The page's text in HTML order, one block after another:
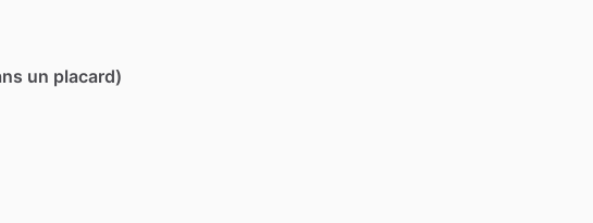
un placard)